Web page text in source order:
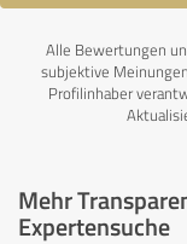
Alle Bewertungen
subjektive
Profilinhaber
Mehr
Expertensuche